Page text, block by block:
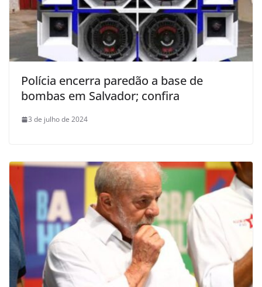
Polícia encerra paredão a base de
bombas em Salvador; confira
3 de julho de 2024